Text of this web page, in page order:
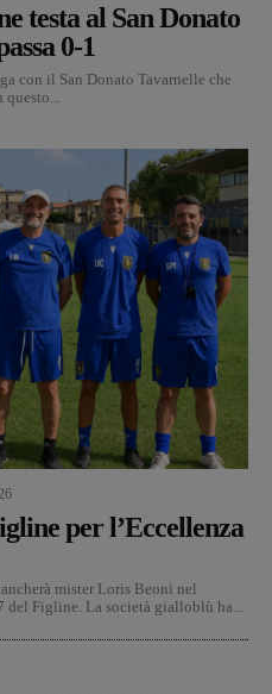
testa al San Donato
0-1
con il San Donato Tavarnelle che
per l’Eccellenza
mister Loris Beoni nel
del Figline. La società gialloblù ha...